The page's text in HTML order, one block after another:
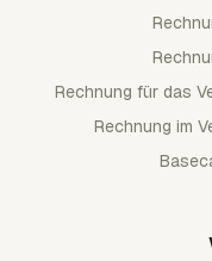
Rechnung für das
Rechnung im